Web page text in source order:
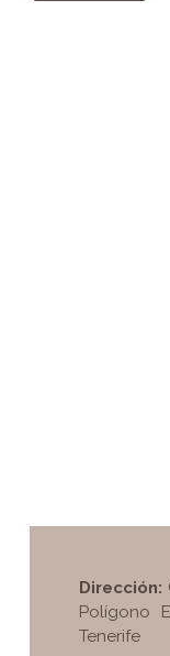
Dirección:
Polígono
Tenerife